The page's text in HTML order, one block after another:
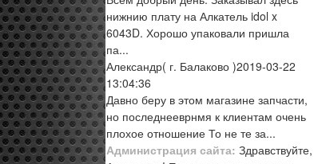
нижнию плату на Алкатель idol x
6043D. Хорошо упаковали пришла
па...
Александр( г. Балаково )2019-03-22
13:04:36
Давно беру в этом магазине запчасти,
но последнееврнмя к клиентам очень
плохое отношение То не те за...
Администрация сайта: Здравствуйте,